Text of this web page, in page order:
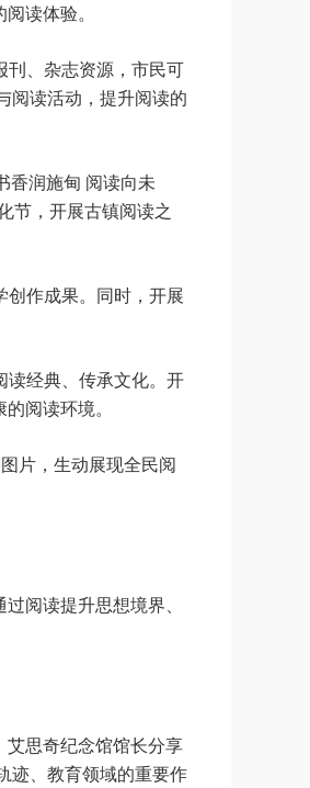
读体验。
刊、杂志资源，市民可
阅读活动，提升阅读的
香润施甸 阅读向未
节，开展古镇阅读之
作成果。同时，开展
读经典、传承文化。开
阅读环境。
片，生动展现全民阅
阅读提升思想境界、
艾思奇纪念馆馆长分享
迹、教育领域的重要作